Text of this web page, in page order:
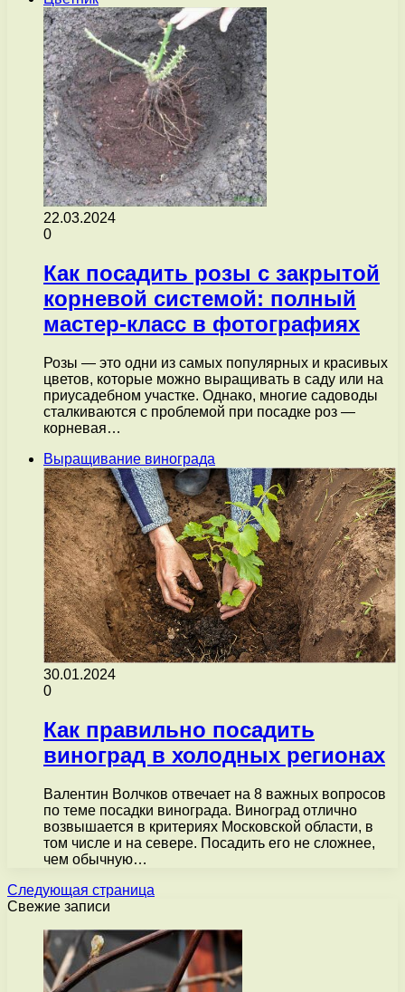
22.03.2024
0
Как посадить розы с закрытой
корневой системой: полный
мастер-класс в фотографиях
Розы — это одни из самых популярных и красивых
цветов, которые можно выращивать в саду или на
приусадебном участке. Однако, многие садоводы
сталкиваются с проблемой при посадке роз —
корневая…
Выращивание винограда
30.01.2024
0
Как правильно посадить
виноград в холодных регионах
Валентин Волчков отвечает на 8 важных вопросов
по теме посадки винограда. Виноград отлично
возвышается в критериях Московской области, в
том числе и на севере. Посадить его не сложнее,
чем обычную…
Следующая страница
Свежие записи